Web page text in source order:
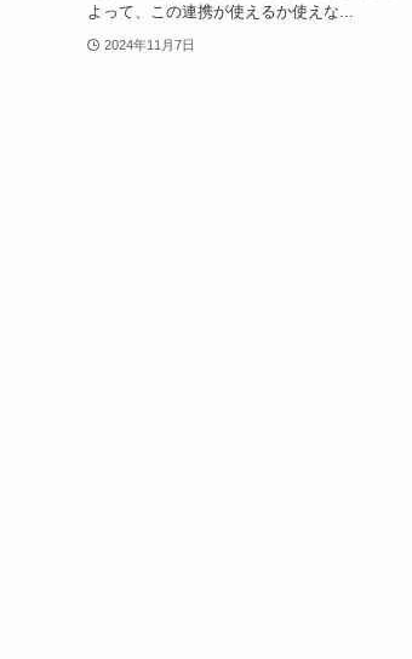
よって、この連携が使えるか使えな...
2024年11月7日